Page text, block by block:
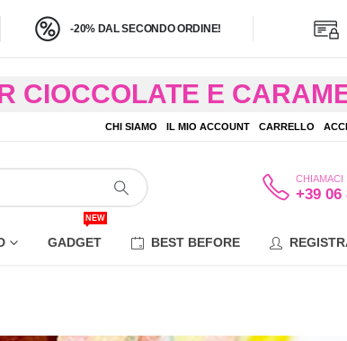
-20% DAL SECONDO ORDINE!
CIOCCOLATE E
IN 24/48 ORE AD
AREE REMOTE
CHI SIAMO IL MIO ACCOUNT CARRELLO
CHIAMACI
+39 06
GADGET
NEW
BEST BEFORE